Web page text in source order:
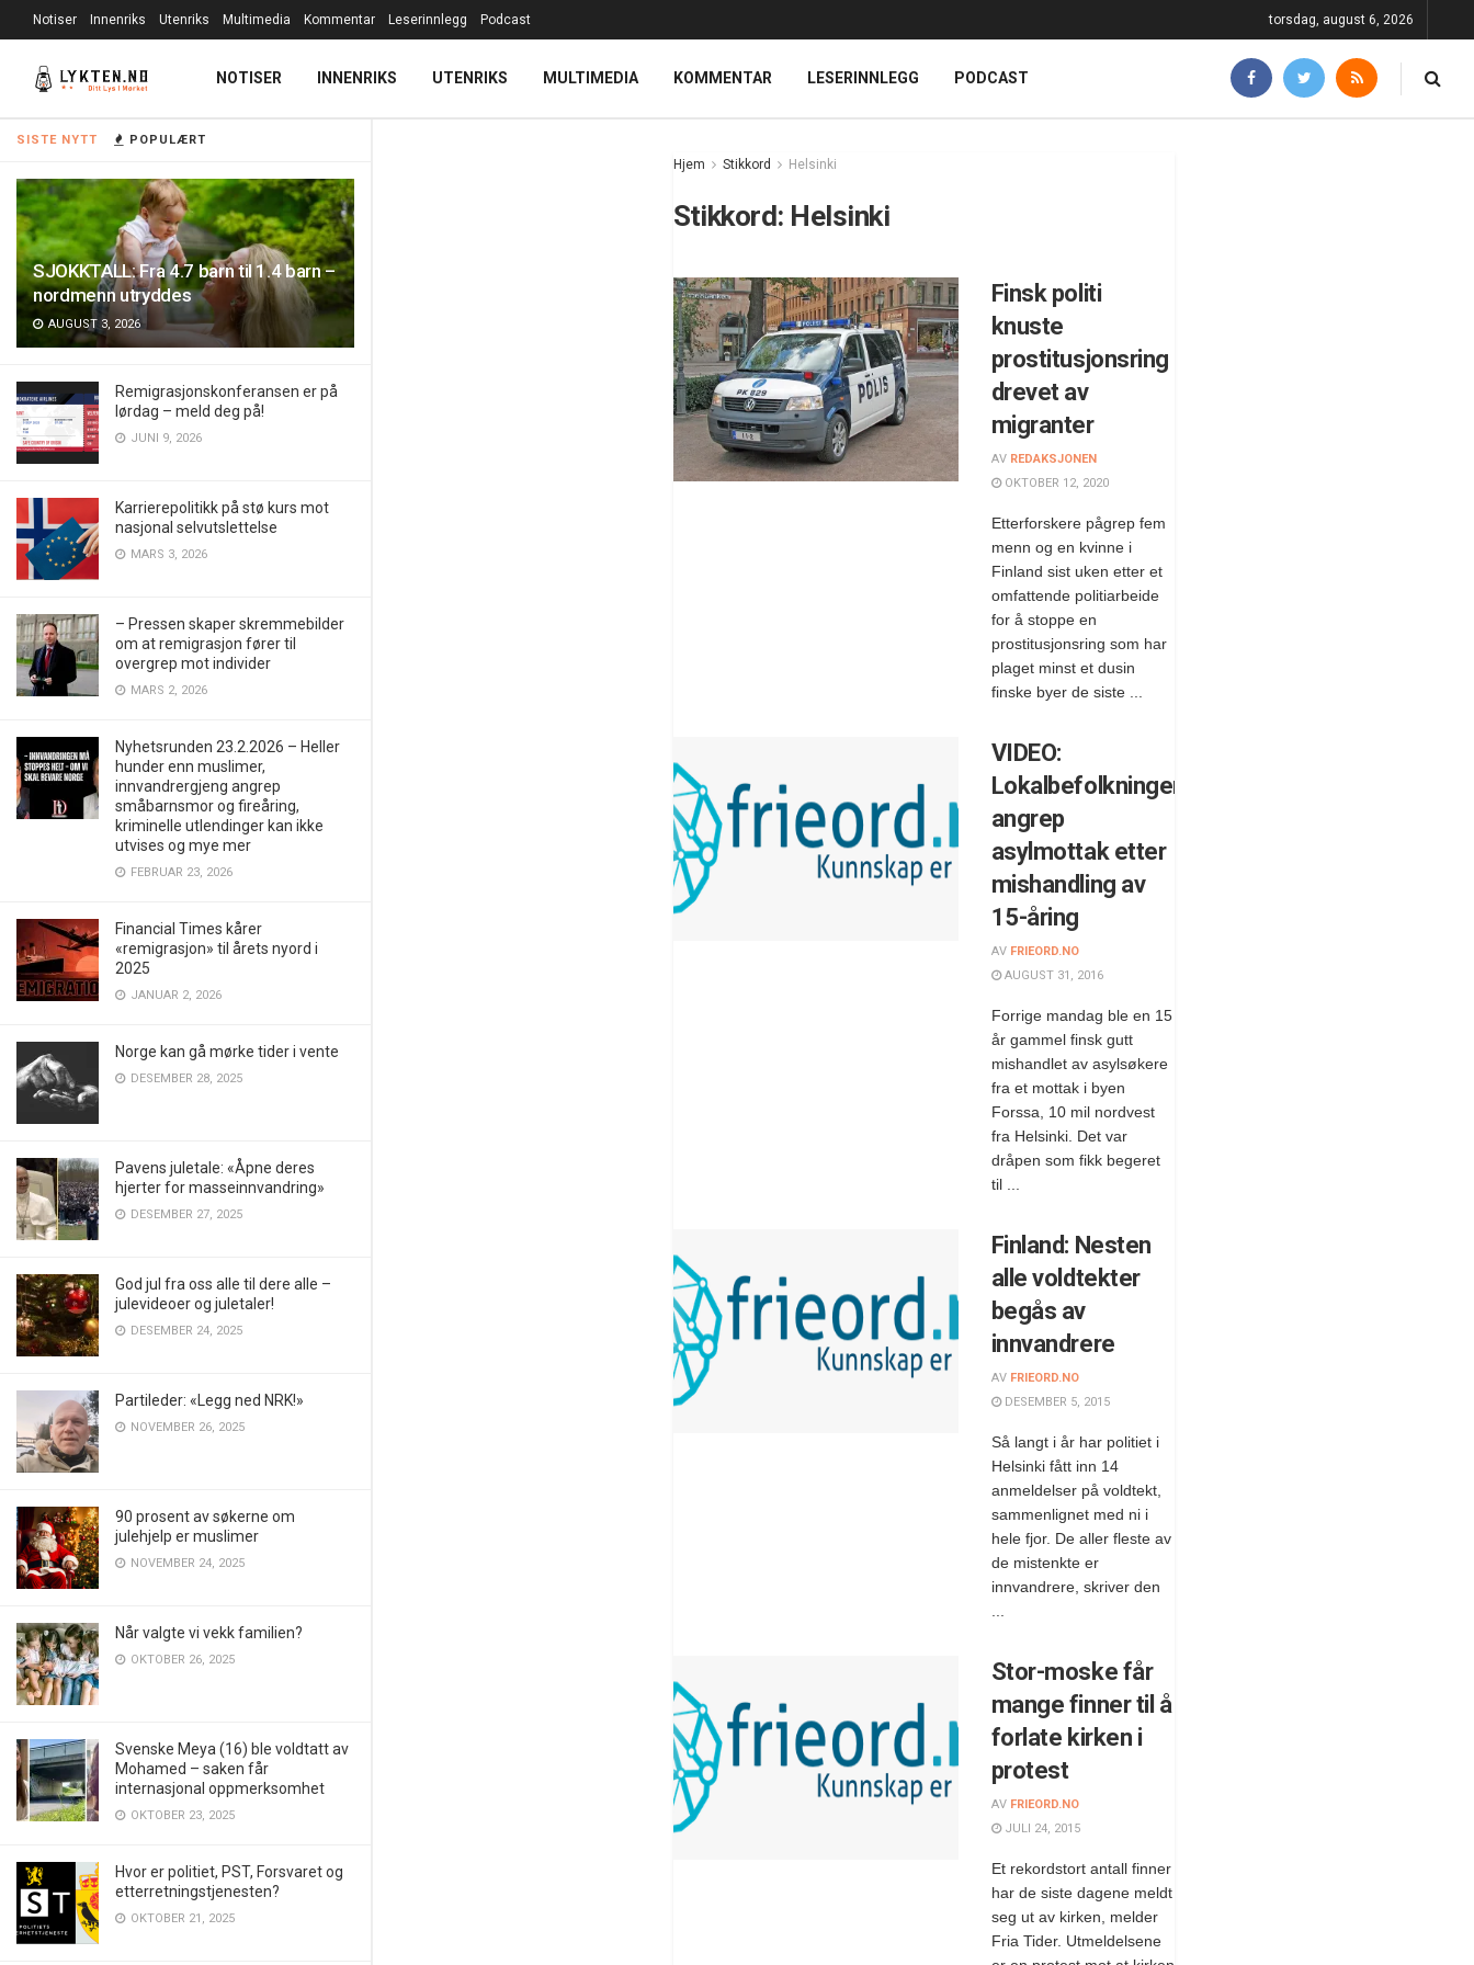
SISTE NYTT POPULÆRT
SJOKKTALL: Fra 4.7 barn til 1.4 barn –
nordmenn utryddes
AUGUST 3, 2026
Remigrasjonskonferansen er på
lørdag – meld deg på!
JUNI 9, 2026
Karrierepolitikk på stø kurs mot
nasjonal selvutslettelse
MARS 3, 2026
– Pressen skaper skremmebilder
om at remigrasjon fører til
overgrep mot individer
MARS 2, 2026
Nyhetsrunden 23.2.2026 – Heller
hunder enn muslimer,
innvandrergjeng angrep
småbarnsmor og fireåring,
kriminelle utlendinger kan ikke
utvises og mye mer
FEBRUAR 23, 2026
Financial Times kårer
«remigrasjon» til årets nyord i
2025
JANUAR 2, 2026
Norge kan gå mørke tider i vente
DESEMBER 28, 2025
Pavens juletale: «Åpne deres
hjerter for masseinnvandring»
DESEMBER 27, 2025
God jul fra oss alle til dere alle –
julevideoer og juletaler!
DESEMBER 24, 2025
Partileder: «Legg ned NRK!»
NOVEMBER 26, 2025
90 prosent av søkerne om
julehjelp er muslimer
NOVEMBER 24, 2025
Når valgte vi vekk familien?
OKTOBER 26, 2025
Svenske Meya (16) ble voldtatt av
Mohamed – saken får
internasjonal oppmerksomhet
OKTOBER 23, 2025
Hvor er politiet, PST, Forsvaret og
etterretningstjenesten?
OKTOBER 21, 2025
Notiser Innenriks Utenriks Multimedia Kommentar Leserinnlegg Podcast torsdag, august 6, 2026
NOTISER INNENRIKS UTENRIKS MULTIMEDIA KOMMENTAR LESERINNLEGG PODCAST
Hjem Stikkord Helsinki
Stikkord: Helsinki
Finsk politi
knuste
prostitusjonsring
drevet av
migranter
AV REDAKSJONEN
OKTOBER 12, 2020
Etterforskere pågrep fem
menn og en kvinne i
Finland sist uken etter et
omfattende politiarbeide
for å stoppe en
prostitusjonsring som har
plaget minst et dusin
finske byer de siste ...
VIDEO:
Lokalbefolkningen
angrep
asylmottak etter
mishandling av
15-åring
AV FRIEORD.NO
AUGUST 31, 2016
Forrige mandag ble en 15
år gammel finsk gutt
mishandlet av asylsøkere
fra et mottak i byen
Forssa, 10 mil nordvest
fra Helsinki. Det var
dråpen som fikk begeret
til ...
Finland: Nesten
alle voldtekter
begås av
innvandrere
AV FRIEORD.NO
DESEMBER 5, 2015
Så langt i år har politiet i
Helsinki fått inn 14
anmeldelser på voldtekt,
sammenlignet med ni i
hele fjor. De aller fleste av
de mistenkte er
innvandrere, skriver den
Stor-moske får
mange finner til å
forlate kirken i
protest
AV FRIEORD.NO
JULI 24, 2015
Et rekordstort antall finner
har de siste dagene meldt
seg ut av kirken, melder
Fria Tider. Utmeldelsene